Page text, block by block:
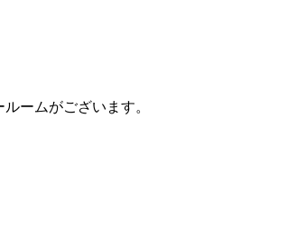
ームがございます。